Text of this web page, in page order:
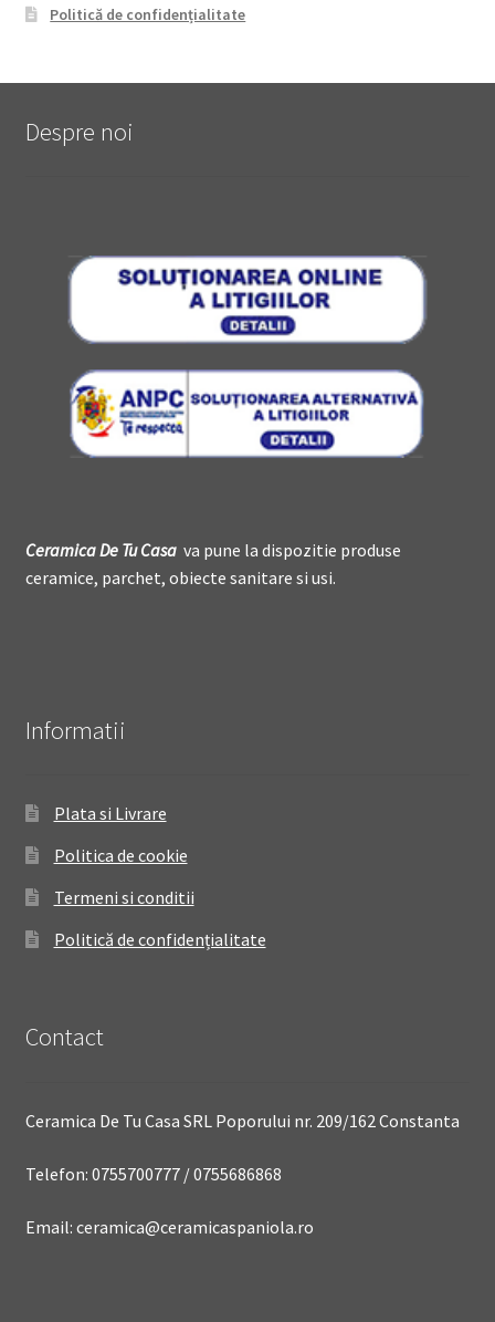
Politică de confidențialitate
Despre noi
Ceramica DeTu Casava pune la dispozitie produse
ceramice, parchet, obiecte sanitare si usi.
Informatii
Plata si Livrare
Politica de cookie
Termeni si conditii
Politică de confidențialitate
Contact
Ceramica De Tu Casa SRL Poporului nr. 209/162 Constanta
Telefon: 0755700777 / 0755686868
Email: ceramica@ceramicaspaniola.ro